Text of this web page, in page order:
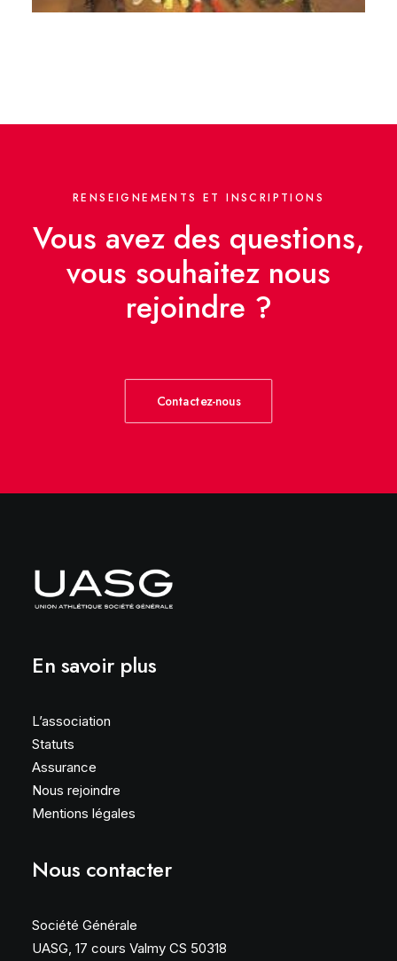
RENSEIGNEMENTS ET INSCRIPTIONS
Vous avez des questions,
vous souhaitez nous
rejoindre ?
Contactez-nous
En savoir plus
L’association
Statuts
Assurance
Nous rejoindre
Mentions légales
Nous contacter
Société Générale
UASG, 17 cours Valmy CS 50318